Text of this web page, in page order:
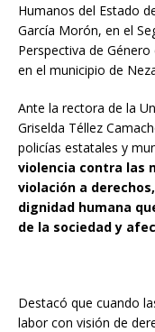
Humanos del Estado
García Morón, en el
Perspectiva de
en el municipio de
Ante la rectora de la
Griselda Téllez
policías estatales y
violencia contra las
violación a
dignidad humana
de la sociedad y
Destacó que cuando
labor con visión de